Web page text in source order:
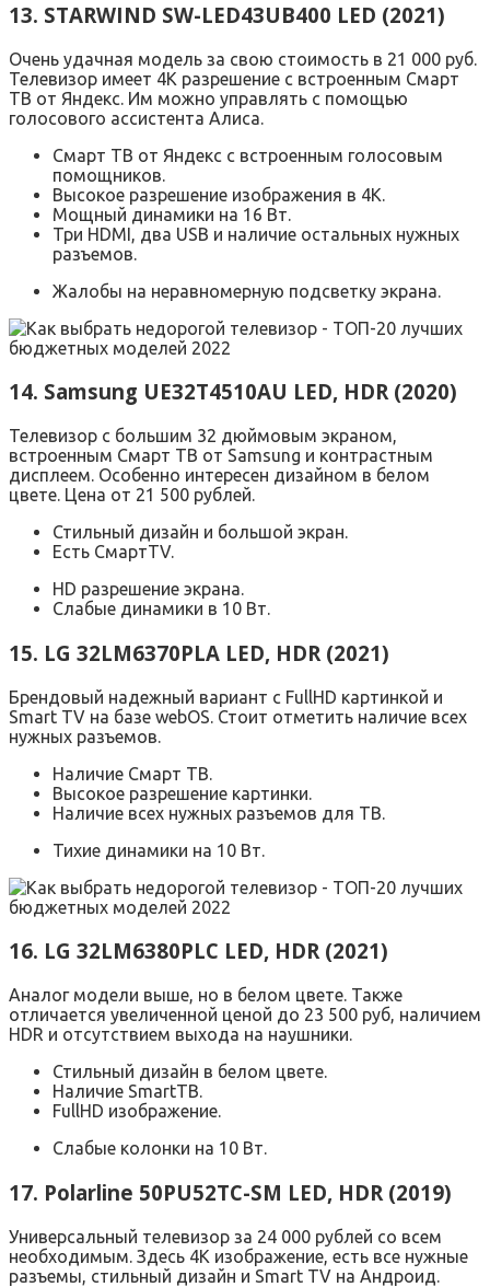
13. STARWIND SW-LED43UB400 LED (2021)
Очень удачная модель за свою стоимость в 21 000 руб.
Телевизор имеет 4K разрешение с встроенным Смарт
ТВ от Яндекс. Им можно управлять с помощью
голосового ассистента Алиса.
Смарт ТВ от Яндекс с встроенным голосовым
помощников.
Высокое разрешение изображения в 4K.
Мощный динамики на 16 Вт.
Три HDMI, два USB и наличие остальных нужных
разъемов.
Жалобы на неравномерную подсветку экрана.
14. Samsung UE32T4510AU LED, HDR (2020)
Телевизор с большим 32 дюймовым экраном,
встроенным Смарт ТВ от Samsung и контрастным
дисплеем. Особенно интересен дизайном в белом
цвете. Цена от 21 500 рублей.
Стильный дизайн и большой экран.
Есть СмартTV.
HD разрешение экрана.
Слабые динамики в 10 Вт.
15. LG 32LM6370PLA LED, HDR (2021)
Брендовый надежный вариант с FullHD картинкой и
Smart TV на базе webOS. Стоит отметить наличие всех
нужных разъемов.
Наличие Смарт ТВ.
Высокое разрешение картинки.
Наличие всех нужных разъемов для ТВ.
Тихие динамики на 10 Вт.
16. LG 32LM6380PLC LED, HDR (2021)
Аналог модели выше, но в белом цвете. Также
отличается увеличенной ценой до 23 500 руб, наличием
HDR и отсутствием выхода на наушники.
Стильный дизайн в белом цвете.
Наличие SmartТВ.
FullHD изображение.
Слабые колонки на 10 Вт.
17. Polarline 50PU52TC-SM LED, HDR (2019)
Универсальный телевизор за 24 000 рублей со всем
необходимым. Здесь 4K изображение, есть все нужные
разъемы, стильный дизайн и Smart TV на Андроид.